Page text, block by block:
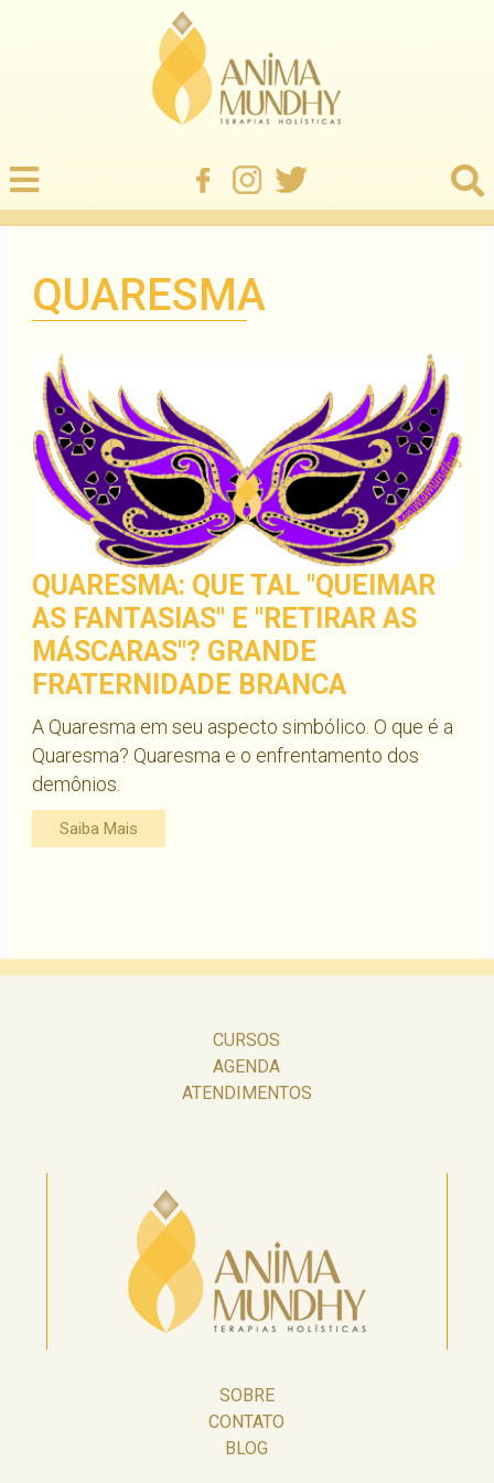
QUARESMA
QUARESMA: QUE TAL "QUEIMAR
AS FANTASIAS" E "RETIRAR AS
MÁSCARAS"? GRANDE
FRATERNIDADE BRANCA
A Quaresma em seu aspecto simbólico. O que é a
Quaresma? Quaresma e o enfrentamento dos
demônios.
Saiba Mais
CURSOS
AGENDA
ATENDIMENTOS
SOBRE
CONTATO
BLOG